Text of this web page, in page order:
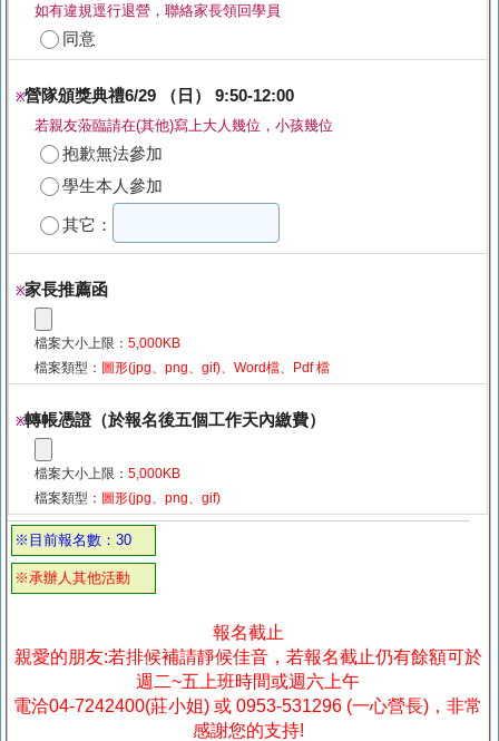
如有違規逕行退營，聯絡家長領回學員
同意
※營隊頒獎典禮6/29 （日） 9:50-12:00
若親友蒞臨請在(其他)寫上大人幾位，小孩幾位
抱歉無法參加
學生本人參加
其它：
※家長推薦函
檔案大小上限： 5,000KB
檔案類型： 圖形(jpg、png、gif)、Word檔、Pdf 檔
※轉帳憑證（於報名後五個工作天內繳費）
檔案大小上限： 5,000KB
檔案類型： 圖形(jpg、png、gif)
※目前報名數：30
※承辦人其他活動
報名截止
親愛的朋友:若排候補請靜候佳音，若報名截止仍有餘額可於
週二~五上班時間或週六上午
電洽04-7242400(莊小姐) 或 0953-531296 (一心營長)，非常
感謝您的支持!